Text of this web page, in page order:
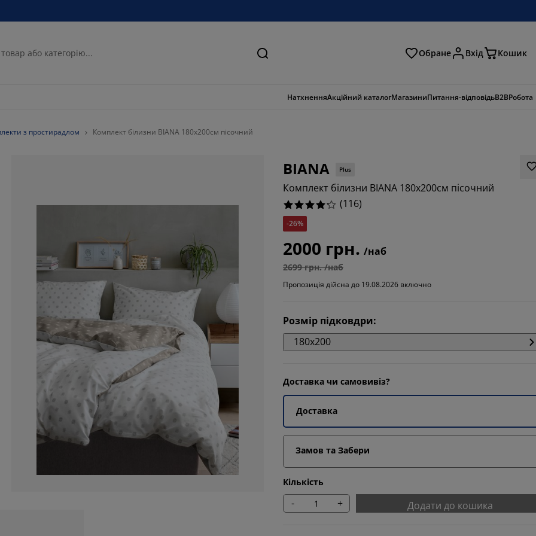
Пошук Обране Вхід Кошик
НатхненняАкційний каталогМагазиниПитання-відповідьB2BРобота
з простирадлом Комплект білизни BIANA 180х200см пісочний
BIANA Plus
Комплект білизни BIANA 180х200см пісочний
(116)
-26%
2000 грн. /наб
2699 грн. /наб
Пропозиція дійсна до 19.08.2026 включно
Розмір підковдри:
180x200
Доставка чи самовивіз?
Доставка
Замов та Забери
Кількість
- + Додати до кошика
68.10344827586206%
9.482758620689655%
6.896551724137931%
10.344827586206897%